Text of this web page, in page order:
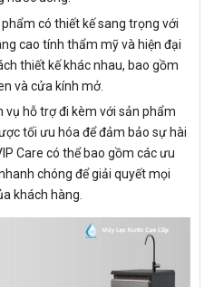
phẩm có thiết kế sang trọng với
cao tính thẩm mỹ và hiện đại
thiết kế khác nhau, bao gồm
và cửa kính mở.
vụ hỗ trợ đi kèm với sản phẩm
tối ưu hóa để đảm bảo sự hài
Care có thể bao gồm các ưu
chóng để giải quyết mọi
khách hàng.